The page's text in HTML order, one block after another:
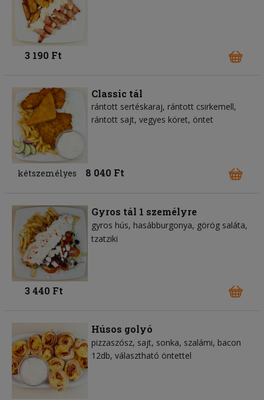
3 190 Ft
Classic tál
rántott sertéskaraj, rántott csirkemell,
rántott sajt, vegyes köret, öntet
kétszemélyes 8 040 Ft
Gyros tál 1 személyre
gyros hús hasábburgonya görög saláta
tzatziki
3 440 Ft
Húsos golyó
pizzaszósz sajt sonka szalámi bacon
12db, választható öntettel